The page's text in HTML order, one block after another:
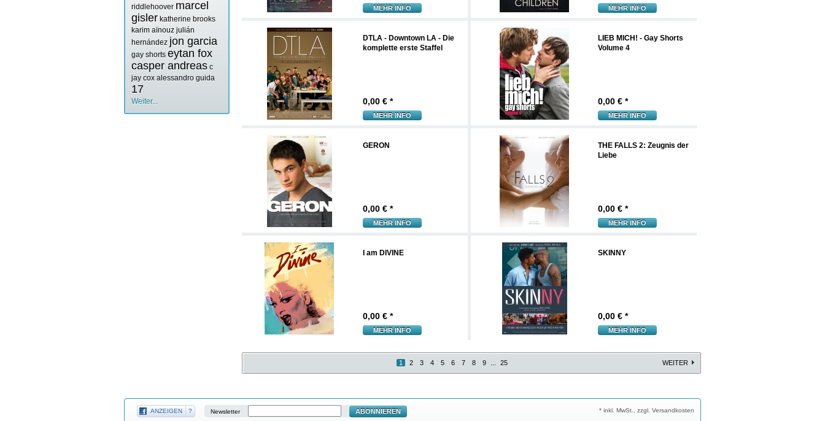
riddlehoover marcel
gisler katherine brooks
karim aïnouz julián
hernández jon garcia
gay shorts eytan fox
casper andreas c
jay cox alessandro guida
17
Weiter...
MEHR INFO MEHR INFO
DTLA - Downtown LA - Die
komplette erste Staffel
0,00 € *
MEHR INFO
LIEB MICH! - Gay Shorts
Volume 4
0,00 € *
MEHR INFO
GERON
0,00 € *
MEHR INFO
THE FALLS 2: Zeugnis der
Liebe
0,00 € *
MEHR INFO
I am DIVINE
0,00 € *
MEHR INFO
SKINNY
0,00 € *
MEHR INFO
1 2 3 4 5 6 7 8 9 25 WEITER
ANZEIGEN ? Newsletter ABONNIEREN * inkl. MwSt., zzgl. Versandkosten